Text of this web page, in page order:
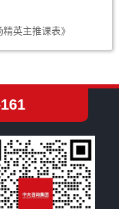
英主推课表》